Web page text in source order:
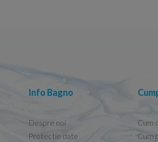
Info Bagno
Despre noi
Protectie date
Cum
Cum